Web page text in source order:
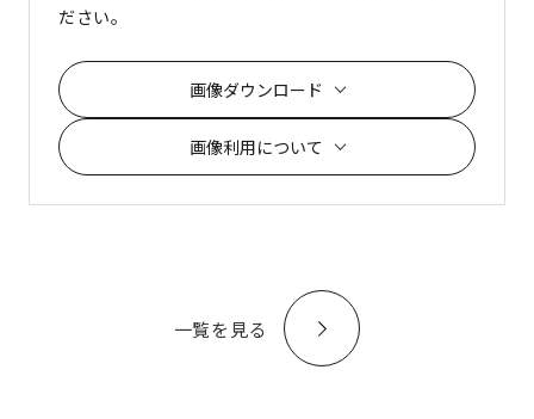
ださい。
画像ダウンロード
画像利用について
一覧を見る